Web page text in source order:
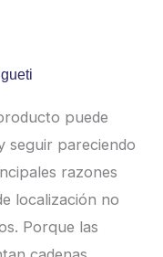
puede
seguir pareciendo
razones
localización no
Porque las